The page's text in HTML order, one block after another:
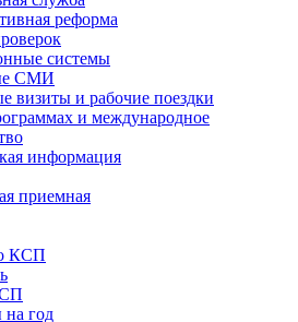
реформа
системы
СМИ
визиты и рабочие поездки
и международное
информация
приемная
КСП
на год